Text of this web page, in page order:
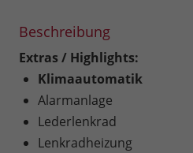
Beschreibung
Extras / Highlights:
Klimaautomatik
Alarmanlage
Lederlenkrad
Lenkradheizung